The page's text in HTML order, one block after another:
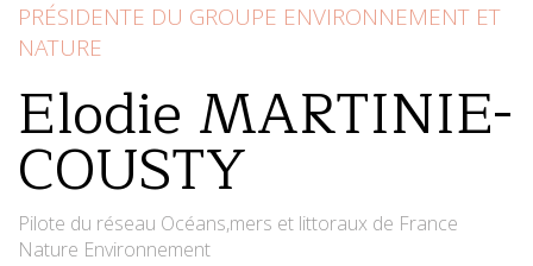
PRÉSIDENTE DU GROUPE ENVIRONNEMENT ET
NATURE
Elodie MARTINIE-
COUSTY
Pilote du réseau Océans,mers et littoraux de France
Nature Environnement